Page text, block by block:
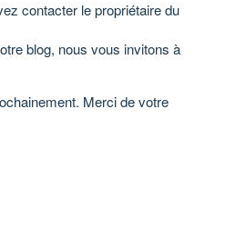
contacter le propriétaire du
blog, nous vous invitons à
Merci de votre